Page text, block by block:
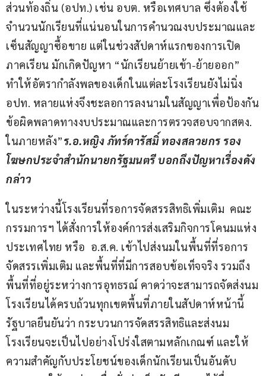
ส่วนท้องถิ่น (อปท.) เช่น อบต. หรือเทศบาล ซึ่งต้องใช้
จำนวนนักเรียนที่แน่นอนในการคำนวณงบประมาณและ
เซ็นสัญญาซื้อขาย แต่ในช่วงสัปดาห์แรกของการเปิด
ภาคเรียน มักเกิดปัญหา “นักเรียนย้ายเข้า-ย้ายออก”
ทำให้อัตรากำลังพลของเด็กในแต่ละโรงเรียนยังไม่นิ่ง
อปท. หลายแห่งจึงชะลอการลงนามในสัญญาเพื่อป้องกัน
ข้อผิดพลาดทางงบประมาณและการตรวจสอบจากสตง.
ในภายหลัง”ร.อ.หญิง ภัทร์ดารัสมิ์ ทองสลวยกร รอง
โฆษกประจำสำนักนายกรัฐมนตรี บอกถึงปัญหาเรื่องดัง
กล่าว
ในระหว่างนี้โรงเรียนที่รอการจัดสรรสิทธิเพิ่มเติม  คณะ
กรรมการฯ ได้สั่งการให้องค์การส่งเสริมกิจการโคนมแห่ง
ประเทศไทย หรือ  อ.ส.ค. เข้าไปส่งนมในพื้นที่ที่รอการ
จัดสรรเพิ่มเติม และพื้นที่ที่มีการสอบข้อเท็จจริง รวมถึง
พื้นที่ที่อยู่ระหว่างการอุทธรณ์ คาดว่าจะสามารถจัดส่งนม
โรงเรียนได้ครบถ้วนทุกเขตพื้นที่ภายในสัปดาห์หน้านี้
รัฐบาลยืนยันว่า กระบวนการจัดสรรสิทธิและส่งนม
โรงเรียนจะเป็นไปอย่างโปร่งใสตามหลักเกณฑ์ และให้
ความสำคัญกับประโยชน์ของเด็กนักเรียนเป็นอันดับ